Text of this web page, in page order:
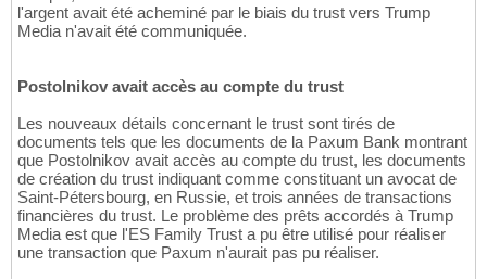
l'argent avait été acheminé par le biais du trust vers Trump
Media n'avait été communiquée.
Postolnikov avait accès au compte du trust
Les nouveaux détails concernant le trust sont tirés de
documents tels que les documents de la Paxum Bank montrant
que Postolnikov avait accès au compte du trust, les documents
de création du trust indiquant comme constituant un avocat de
Saint-Pétersbourg, en Russie, et trois années de transactions
financières du trust. Le problème des prêts accordés à Trump
Media est que l'ES Family Trust a pu être utilisé pour réaliser
une transaction que Paxum n'aurait pas pu réaliser.